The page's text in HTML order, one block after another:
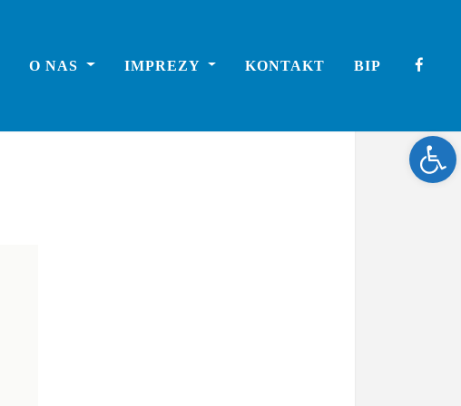
O NAS IMPREZY KONTAKT BIP